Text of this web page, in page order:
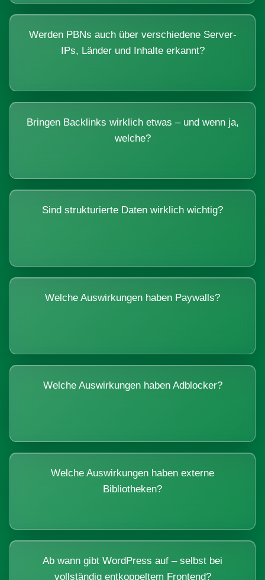
Werden PBNs auch über verschiedene Server-
IPs, Länder und Inhalte erkannt?
Bringen Backlinks wirklich etwas – und wenn ja,
welche?
Sind strukturierte Daten wirklich wichtig?
Welche Auswirkungen haben Paywalls?
Welche Auswirkungen haben Adblocker?
Welche Auswirkungen haben externe
Bibliotheken?
Ab wann gibt WordPress auf – selbst bei
vollständig entkoppeltem Frontend?